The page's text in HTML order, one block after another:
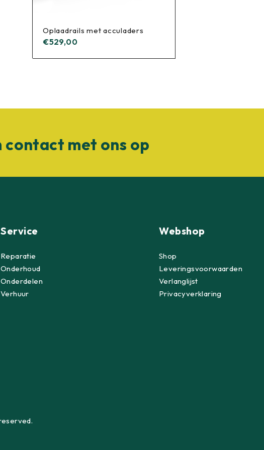
Oplaadrails met acculaders
€529,00
contact met ons op
Service
Reparatie
Onderhoud
Onderdelen
Verhuur
Webshop
Shop
Leveringsvoorwaarden
Verlanglijst
Privacyverklaring